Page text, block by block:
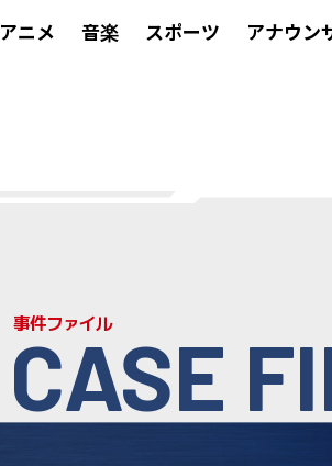
アニメ 音楽 スポーツ アナウン
事件ファイル
CASE